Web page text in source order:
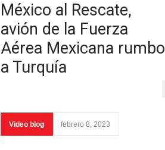
México al Rescate,
avión de la Fuerza
Aérea Mexicana rumbo
a Turquía
Video blog febrero 8, 2023